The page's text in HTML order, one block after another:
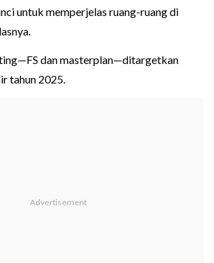
untuk memperjelas ruang-ruang di
dan masterplan—ditargetkan
tahun 2025.